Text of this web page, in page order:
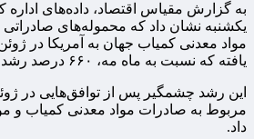
به گزارش مقیاس اقتصاد، داده‌های
یکشنبه نشان داد که محموله‌های صادراتی
یافته که نسبت به ماه مه، ۶۶۰ درصد رشد یافته است.
این رشد چشمگیر پس از توافق‌هایی در
مربوط به صادرات مواد معدنی کمیاب و
داد.